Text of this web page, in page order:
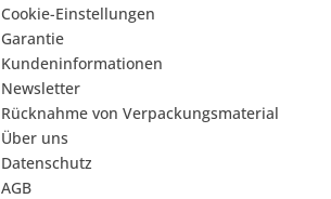
Cookie-Einstellungen
Garantie
Kundeninformationen
Newsletter
Rücknahme von Verpackungsmaterial
Über uns
Datenschutz
AGB